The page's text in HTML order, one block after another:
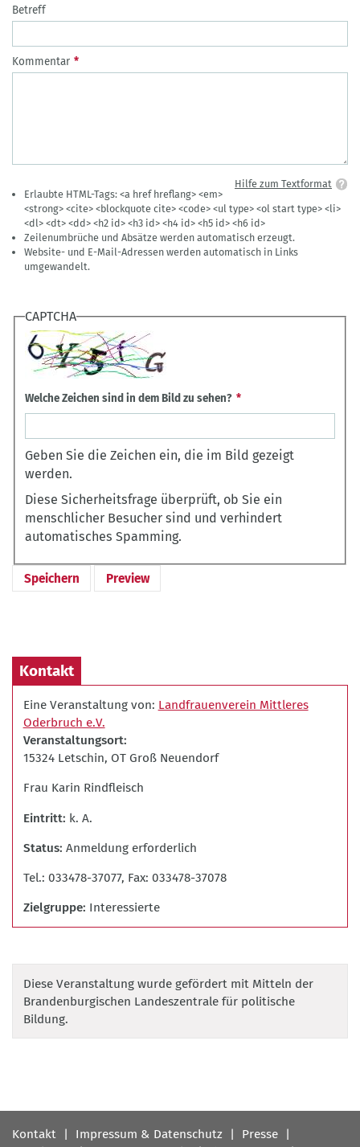
Betreff
Kommentar
Hilfe zum Textformat
Erlaubte HTML-Tags: <a href hreflang> <em>
<strong> <cite> <blockquote cite> <code> <ul type> <ol start type> <li>
<dl> <dt> <dd> <h2 id> <h3 id> <h4 id> <h5 id> <h6 id>
Zeilenumbrüche und Absätze werden automatisch erzeugt.
Website- und E-Mail-Adressen werden automatisch in Links
umgewandelt.
CAPTCHA
Welche Zeichen sind in dem Bild zu sehen?
Geben Sie die Zeichen ein, die im Bild gezeigt
werden.
Diese Sicherheitsfrage überprüft, ob Sie ein
menschlicher Besucher sind und verhindert
automatisches Spamming.
Kontakt
Eine Veranstaltung von: Landfrauenverein Mittleres
Oderbruch e.V.
Veranstaltungsort
15324 Letschin, OT Groß Neuendorf
Frau Karin Rindfleisch
Eintritt k. A.
Status Anmeldung erforderlich
Tel.: 033478-37077, Fax: 033478-37078
Zielgruppe Interessierte
Diese Veranstaltung wurde gefördert mit Mitteln der
Brandenburgischen Landeszentrale für politische
Bildung.
Fußbereichsmenü
Kontakt Impressum & Datenschutz
Presse